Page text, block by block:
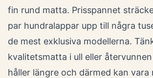
fin rund matta. Prisspannet
par hundralappar upp till några
de mest exklusiva modellerna.
kvalitetsmatta i ull eller
håller längre och därmed kan vara